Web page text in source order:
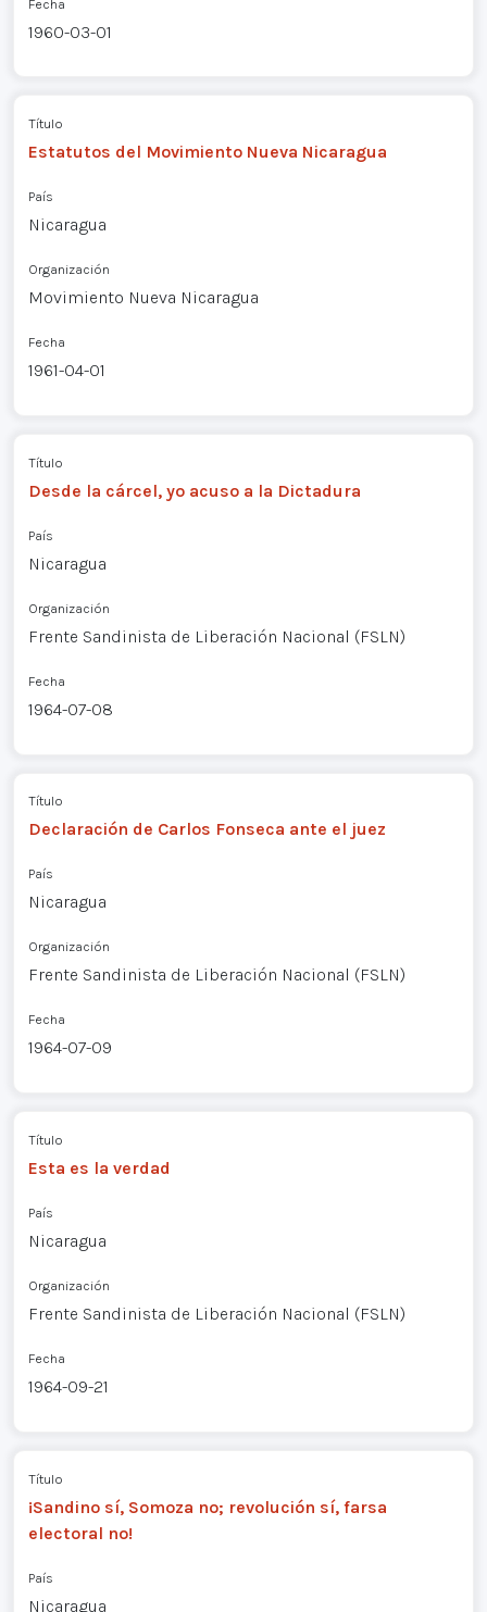
Fecha
1960-03-01
Título
Estatutos del Movimiento Nueva Nicaragua
País
Nicaragua
Organización
Movimiento Nueva Nicaragua
Fecha
1961-04-01
Título
Desde la cárcel, yo acuso a la Dictadura
País
Nicaragua
Organización
Frente Sandinista de Liberación Nacional (FSLN)
Fecha
1964-07-08
Título
Declaración de Carlos Fonseca ante el juez
País
Nicaragua
Organización
Frente Sandinista de Liberación Nacional (FSLN)
Fecha
1964-07-09
Título
Esta es la verdad
País
Nicaragua
Organización
Frente Sandinista de Liberación Nacional (FSLN)
Fecha
1964-09-21
Título
¡Sandino sí, Somoza no; revolución sí, farsa
electoral no!
País
Nicaragua